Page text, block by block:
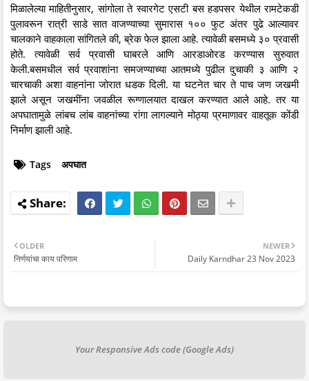
मिळालेल्या माहितीनुसार, सांगोला ते स्वारगेट एसटी बस हडपसर येथील रामटेकडी
पुलावरून रात्री साडे सात वाजण्याच्या सुमारास १०० फुट अंतर पुढे आल्यावर
चालकाने वाहकाला सांगितले की, ब्रेक फेल झाला आहे. त्यावेळी बसमध्ये ३० प्रवासी
होते. त्यावेळी सर्व प्रवासी घाबरले आणि आरडाओरड करण्यास सुरुवात
केली.बसमधील सर्व प्रवाशांना समजण्याच्या आतमध्ये पुढील दुचाकी ३ आणि २
चारचाकी अशा वाहनांना जोरात धडक दिली. या घटनेत चार ते पाच जण जखमी
झाले असून जखमींना जवळील रूग्णालयात दाखल करण्यात आले आहे. तर या
अपघातामुळे लांबच लांब वाहनांच्या रांगा लागल्याने मोठ्या प्रमाणावर वाहतूक कोंडी
निर्माण झाली आहे.
Tags अपघात
NEWER
Daily Karndhar 23 Nov 2023
OLDER
निर्णयांचा काय परिणाम
Your Responsive Ads code (Google Ads)